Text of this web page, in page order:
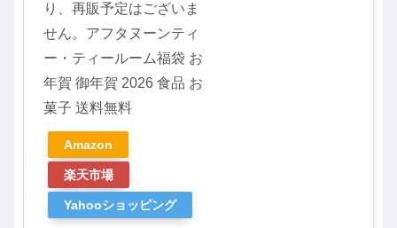
り、再販予定はございま
せん。アフタヌーンティ
ー・ティールーム福袋 お
年賀 御年賀 2026 食品 お
菓子 送料無料
Amazon
楽天市場
Yahooショッピング